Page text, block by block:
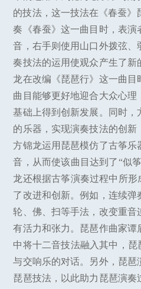
的技法，这一技法在《春蚕》
奏《春蚕》这一曲目时，表
音，右手则使用山口外拨弦、
奏技法的运用使观众产生了新
龙在改编《琵琶行》这一曲
曲目能够更好地迎合大众心
基础上得到创新发展。同时，
的乐器，实现演奏技法的创新
方锦龙运用琵琶模仿了古筝
音，从而使该曲目达到了“似
龙还根据古筝演奏过程中所形
了改进和创新。例如，连续
轮、佛、扫等手法，改变重音
有活力和张力。琵琶作曲家谭
中将十二音技法融入其中，琵
与交响乐的对话。另外，琵琶
琵琶技法，以此助力琵琶演